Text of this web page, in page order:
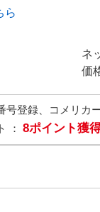
ら
ネ
価
号登録、コメリカ
： 8ポイント獲